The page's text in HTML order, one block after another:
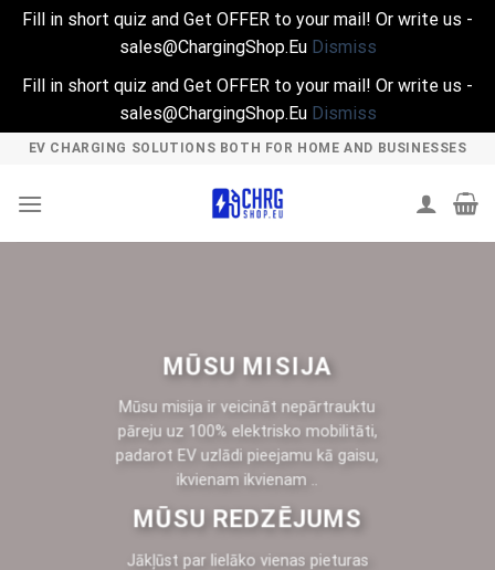
Fill in short quiz and Get OFFER to your mail! Or write us -
sales@ChargingShop.Eu Dismiss
Fill in short quiz and Get OFFER to your mail! Or write us -
sales@ChargingShop.Eu Dismiss
Skip
content
EV CHARGING SOLUTIONS BOTH FOR HOME AND BUSINESSES
MŪSU MISIJA
Mūsu misija ir veicināt nepārtrauktu
pāreju uz 100% elektrisko mobilitāti,
padarot EV uzlādi pieejamu kā gaisu,
ikvienam ikvienam ..
MŪSU REDZĒJUMS
Jākļūst par lielāko vienas pieturas